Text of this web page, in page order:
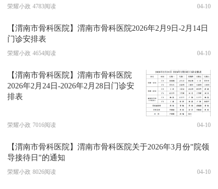
荣耀小政 4783阅读 04-10
【渭南市骨科医院】渭南市骨科医院2026年2月9日-2月14日
门诊安排表
荣耀小政 4654阅读 04-10
【渭南市骨科医院】渭南市骨科医院
2026年2月24日-2026年2月28日门诊安
排表
荣耀小政 7016阅读 04-10
【渭南市骨科医院】渭南市骨科医院关于2026年3月份"院领
导接待日"的通知
荣耀小政 8026阅读 04-10